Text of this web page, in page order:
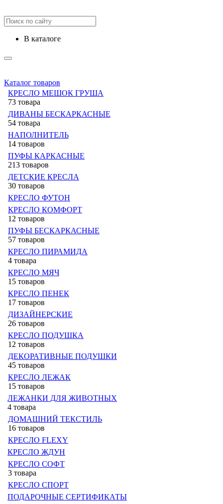
в каталоге
Каталог товаров
КРЕСЛО МЕШОК ГРУША
73 товара
ДИВАНЫ БЕСКАРКАСНЫЕ
54 товара
НАПОЛНИТЕЛЬ
14 товаров
ПУФЫ КАРКАСНЫЕ
213 товаров
ДЕТСКИЕ КРЕСЛА
30 товаров
КРЕСЛО ФУТОН
КРЕСЛО КОМФОРТ
12 товаров
ПУФЫ БЕСКАРКАСНЫЕ
57 товаров
КРЕСЛО ПИРАМИДА
4 товара
КРЕСЛО МЯЧ
15 товаров
КРЕСЛО ПЕНЕК
17 товаров
ДИЗАЙНЕРСКИЕ
26 товаров
КРЕСЛО ПОДУШКА
12 товаров
ДЕКОРАТИВНЫЕ ПОДУШКИ
45 товаров
КРЕСЛО ЛЕЖАК
15 товаров
ЛЕЖАНКИ ДЛЯ ЖИВОТНЫХ
4 товара
ДОМАШНИЙ ТЕКСТИЛЬ
16 товаров
КРЕСЛО FLEXY
КРЕСЛО ЖДУН
КРЕСЛО СОФТ
3 товара
КРЕСЛО СПОРТ
ПОДАРОЧНЫЕ СЕРТИФИКАТЫ